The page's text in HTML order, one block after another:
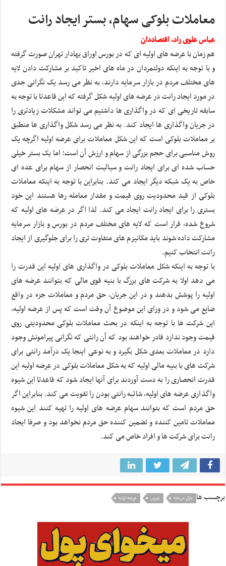
معاملات بلوکی سهام، بستر ایجاد رانت
عباس علوی راد، اقتصاددان
هم زمان با عرضه های اولیه ای که در بورس اوراق بهادار تهران صورت گرفته
و با توجه به اینکه دولتمردان در ماه های اخیر تاکید بر مشارکت دادن لایه
های مختلف مردم در بازار سرمایه دارند، به نظر می رسد یک نگرانی جدی
در مورد ایجاد رانت در عرضه های اولیه شکل گرفته که این قاعدتا با توجه به
سابقه تاریخی ای که در واگذاری ها داشتیم می تواند مشکلات زیادتری را
در جریان واگذاری ها ایجاد کند. به نظر می رسد شکل واگذاری ها منطبق
بر معاملات بلوکی است که این شکل معاملات برای عرضه اولیه اگرچه یک
روش مناسبی برای حجم بزرگی از سهام و ارزش آن است؛ اما یک بستر خیلی
حساب شده ای برای ایجاد رانت و سیالیت انحصار از سهام برای عده ای
خاص به یک شبکه دیگر ایجاد می کند. بنابراین با توجه به اینکه معاملات
بلوکی از قید محدودیت روی قیمت و مقدار معامله رها هستند این خود
بستری را برای ایجاد رانت ایجاد می کند. لذا اگر در عرضه های اولیه که
شروع شده، قرار است که لایه های مختلف مردم در بورس و بازار سرمایه
مشارکت داده شوند باید مکانیزم های متفاوت تری را برای جلوگیری از ایجاد
رانت انتخاب کنیم.
با توجه به اینکه شکل معاملات بلوکی در واگذاری های اولیه این قدرت را
می دهد اولا به شرکت های بزرگ با بنیه قوی مالی که بتوانند عرضه های
اولیه را پوشش بدهند و در این جریان، حق مردم و معاملات جزء در واقع
ضایع می شود و در ورای این موضوع آن وقت است که پس از عرضه اولیه،
این شرکت ها با توجه به اینکه در بحث معاملات بلوکی محدودیتی روی
قیمت وجود ندارد قادر خواهند بود که آن رانتی که نگرانی پیرامونش وجود
دارد در معاملات بعدی شکل بگیرد و به نوعی اینجا یک درآمد رانتی برای
شرکت های با بنیه مالی اولیه که به شکل معاملات بلوکی در عرضه اولیه این
قدرت انحصاری را به دست آوردند برای آنها ایجاد شود که قاعدتا این شیوه
واگذاری عرضه های اولیه، شائبه رانتی بودن را تقویت می کند. بنابراین اگر
حق مردم است که بتوانند سهام عرضه های اولیه را تهیه کنند این شیوه
معاملات تامین کننده و تضمین کننده حق مردم نخواهد بود و صرفا ایجاد
رانت برای شرکت ها و افراد خاص می کند.
برچسب ها بازار سرمایه بورس عرضه اولیه